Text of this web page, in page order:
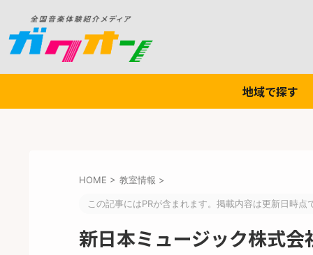
地域で探す
HOME > 教室情報 >
この記事にはPRが含まれます。掲載内容は更新日時点
新日本ミュージック株式会